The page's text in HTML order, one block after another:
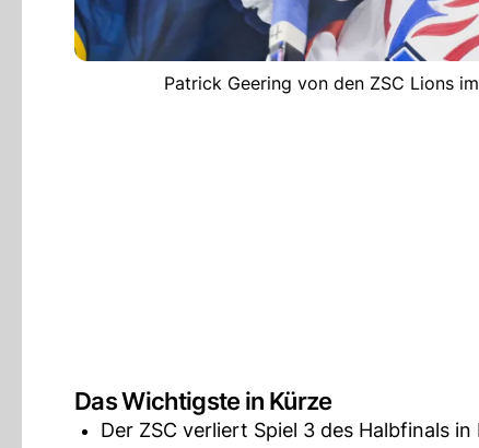
Patrick Geering von den ZSC Lions
Das Wichtigste in Kürze
Der ZSC verliert Spiel 3 des Halbfinals in